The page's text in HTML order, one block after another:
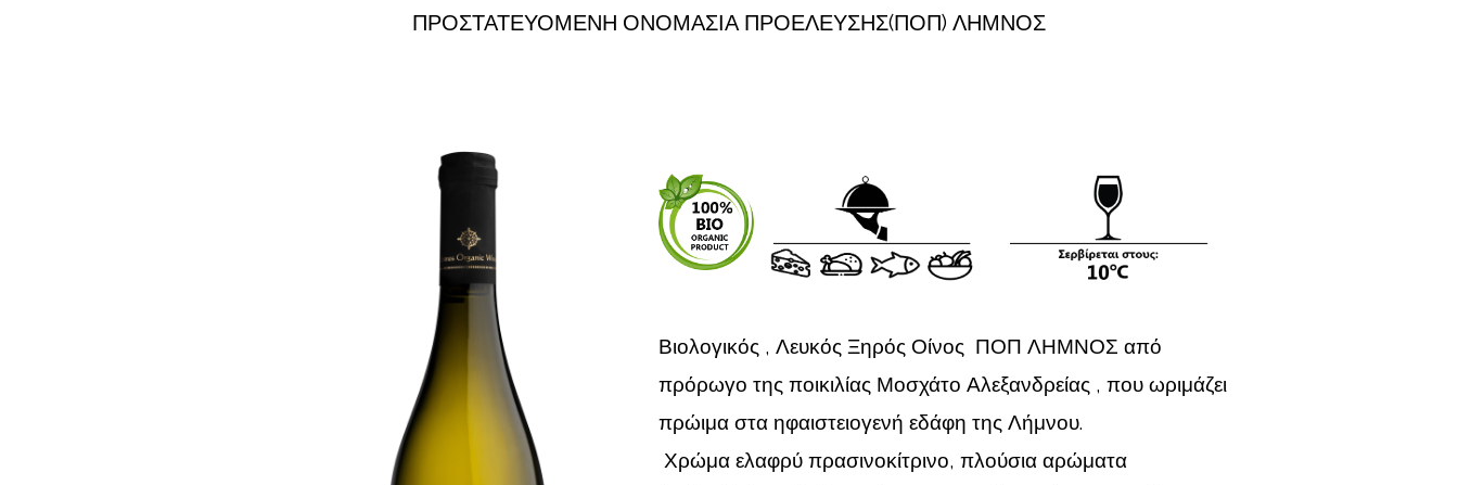
ΠΡΟΣΤΑΤΕΥΟΜΕΝΗ ΟΝΟΜΑΣΙΑ ΠΡΟΕΛΕΥΣΗΣ(ΠΟΠ) ΛΗΜΝΟΣ
Βιολογικός , Λευκός Ξηρός Οίνος ΠΟΠ ΛΗΜΝΟΣ από
πρόρωγο της ποικιλίας Μοσχάτο Αλεξανδρείας , που ωριμάζει
πρώιμα στα ηφαιστειογενή εδάφη της Λήμνου.
Χρώμα ελαφρύ πρασινοκίτρινο, πλούσια αρώματα